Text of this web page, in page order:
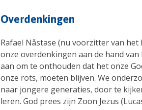
Overdenkingen
Rafael Nǎstase (nu voorzitter van
onze overdenkingen aan de hand
aan om te onthouden dat het onze
onze rots, moeten blijven. We
naar jongere generaties, door te
leren. God prees zijn Zoon Jezus